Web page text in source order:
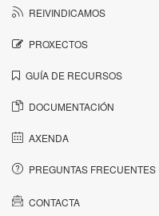
REIVINDICAMOS
PROXECTOS
GUÍA DE RECURSOS
DOCUMENTACIÓN
AXENDA
PREGUNTAS FRECUENTES
CONTACTA